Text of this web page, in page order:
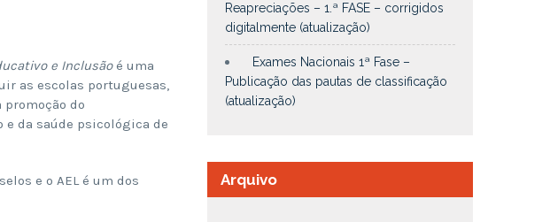
e Inclusãoé uma
as escolas portuguesas,
do
da saúde psicológica de
e o AEL é um dos
Reapreciações – 1.ª FASE – corrigidos
digitalmente (atualização)
Exames Nacionais 1ª Fase –
Publicação das pautas de classificação
(atualização)
Arquivo